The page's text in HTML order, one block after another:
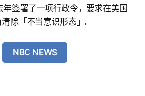
年签署了一项行政令，要求在美国
除「不当意识形态」。
NBC NEWS